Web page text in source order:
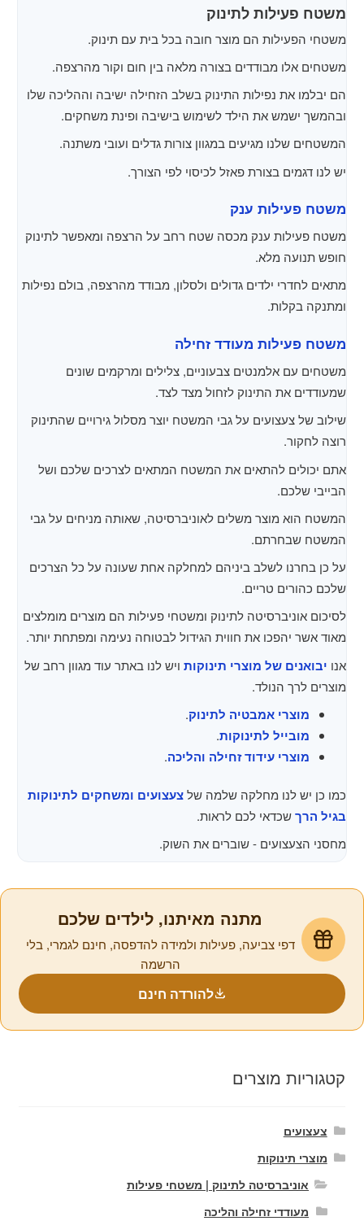
משטח פעילות לתינוק
משטחי הפעילות הם מוצר חובה בכל בית עם תינוק.
משטחים אלו מבודדים בצורה מלאה בין חום וקור מהרצפה.
הם יבלמו את נפילות התינוק בשלב הזחילה ישיבה וההליכה שלו
ובהמשך ישמש את הילד לשימוש בישיבה ופינת משחקים.
המשטחים שלנו מגיעים במגוון צורות גדלים ועובי משתנה.
יש לנו דגמים בצורת פאזל לכיסוי לפי הצורך.
משטח פעילות ענק
משטח פעילות ענק מכסה שטח רחב על הרצפה ומאפשר לתינוק
חופש תנועה מלא.
מתאים לחדרי ילדים גדולים ולסלון, מבודד מהרצפה, בולם נפילות
ומתנקה בקלות.
משטח פעילות מעודד זחילה
משטחים עם אלמנטים צבעוניים, צלילים ומרקמים שונים
שמעודדים את התינוק לזחול מצד לצד.
שילוב של צעצועים על גבי המשטח יוצר מסלול גירויים שהתינוק
רוצה לחקור.
אתם יכולים להתאים את המשטח המתאים לצרכים שלכם ושל
הבייבי שלכם.
המשטח הוא מוצר משלים לאוניברסיטה, שאותה מניחים על גבי
המשטח שבחרתם.
על כן בחרנו לשלב ביניהם למחלקה אחת שעונה על כל הצרכים
שלכם כהורים טריים.
לסיכום אוניברסיטה לתינוק ומשטחי פעילות הם מוצרים מומלצים
מאוד אשר יהפכו את חווית הגידול לבטוחה נעימה ומפתחת יותר.
אנו יבואנים של מוצרי תינוקות ויש לנו באתר עוד מגוון רחב של
מוצרים לרך הנולד.
מוצרי אמבטיה לתינוק.
מובייל לתינוקות.
מוצרי עידוד זחילה והליכה.
כמו כן יש לנו מחלקה שלמה שלצעצועים ומשחקים לתינוקות
בגיל הרךשכדאי לכם לראות.
מחסני הצעצועים - שוברים את השוק.
מתנה מאיתנו, לילדים שלכם
דפי צביעה, פעילות ולמידה להדפסה, חינם לגמרי, בלי
הרשמה
להורדה חינם
קטגוריות מוצרים
צעצועים
מוצרי תינוקות
אוניברסיטה לתינוק | משטחי פעילות
מעודדי זחילה והליכה